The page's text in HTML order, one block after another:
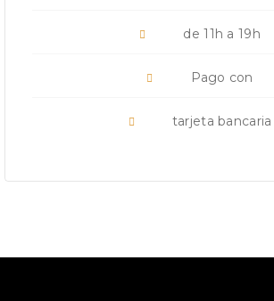
de 11h a 19h
Pago con
tarjeta bancaria